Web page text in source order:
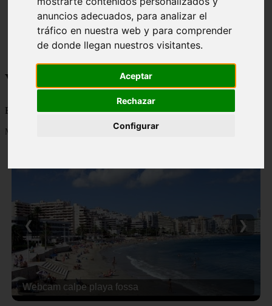
anuncios adecuados, para analizar el
tráfico en nuestra web y para comprender
de donde llegan nuestros visitantes.
Aceptar
Rechazar
Configurar
live
monumentos
naturaleza
san
tenerife
Viajes a la Patagonia
Blog sobre la Patagonia en particular y sobre turismo en general
Mostrando 1 - 24 de 479 artículos
Webcam calpe playa fossa
❮ ❯